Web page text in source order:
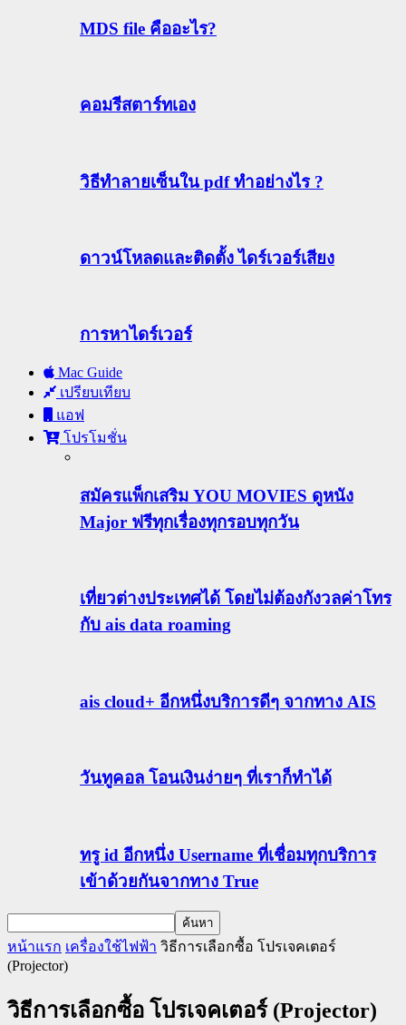
MDS file คืออะไร?
คอมรีสตาร์ทเอง
วิธีทําลายเซ็นใน pdf ทำอย่างไร ?
ดาวน์โหลดและติดตั้ง ไดร์เวอร์เสียง
การหาไดร์เวอร์
Mac Guide
เปรียบเทียบ
แอฟ
โปรโมชั่น
สมัครแพ็กเสริม YOU MOVIES ดูหนัง
Major ฟรีทุกเรื่องทุกรอบทุกวัน
เที่ยวต่างประเทศได้ โดยไม่ต้องกังวลค่าโทร
กับ ais data roaming
ais cloud+ อีกหนึ่งบริการดีๆ จากทาง AIS
วันทูคอล โอนเงินง่ายๆ ที่เราก็ทำได้
ทรู id อีกหนึ่ง Username ที่เชื่อมทุกบริการ
เข้าด้วยกันจากทาง True
หน้าแรก เครื่องใช้ไฟฟ้า วิธีการเลือกซื้อ โปรเจคเตอร์
(Projector)
วิธีการเลือกซื้อ โปรเจคเตอร์ (Projector)